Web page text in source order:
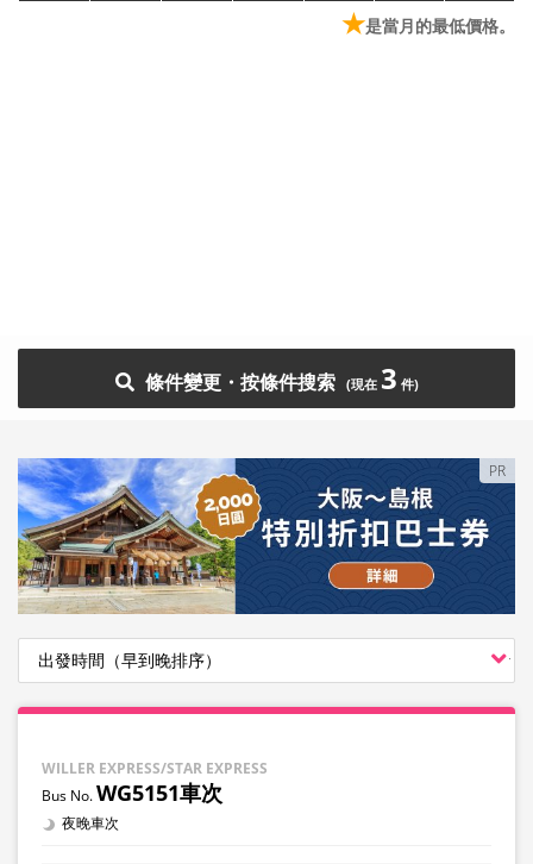
★是當月的最低價格。
條件變更・按條件搜索 3
PR
WILLER EXPRESS/STAR EXPRESS
WG5151車次
夜晚車次